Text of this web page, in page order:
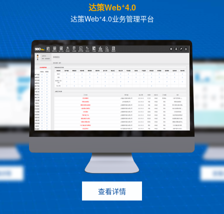
达策Web+4.0
达策Web+4.0业务管理平台
查
情
查看详情